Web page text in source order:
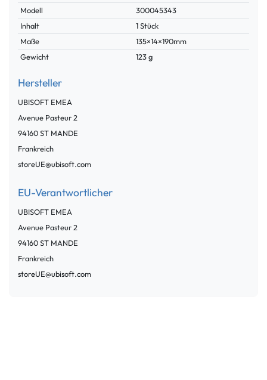
Modell
300045343
Inhalt
1 Stück
Maße
135×14×190mm
Gewicht
123 g
Hersteller
UBISOFT EMEA
Avenue Pasteur2
94160ST MANDE
Frankreich
storeUE@ubisoft.com
EU-Verantwortlicher
UBISOFT EMEA
Avenue Pasteur2
94160ST MANDE
Frankreich
storeUE@ubisoft.com